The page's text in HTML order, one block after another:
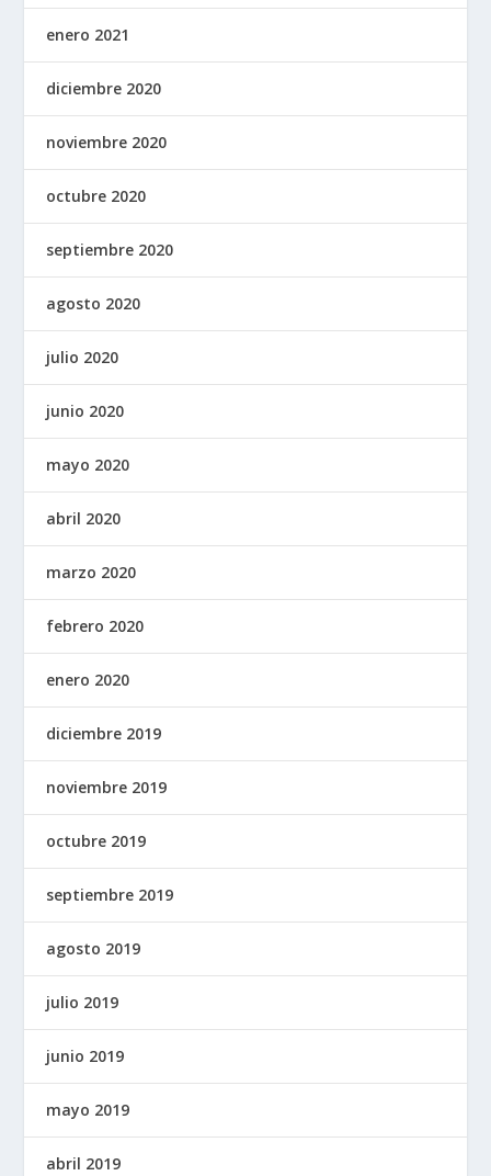
enero 2021
diciembre 2020
noviembre 2020
octubre 2020
septiembre 2020
agosto 2020
julio 2020
junio 2020
mayo 2020
abril 2020
marzo 2020
febrero 2020
enero 2020
diciembre 2019
noviembre 2019
octubre 2019
septiembre 2019
agosto 2019
julio 2019
junio 2019
mayo 2019
abril 2019